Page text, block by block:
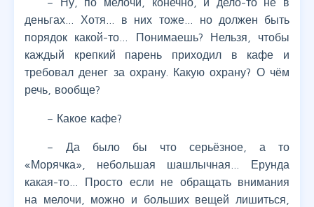
деньгах… Хотя… в них тоже… но должен быть
порядок какой-то… Понимаешь? Нельзя, чтобы
каждый крепкий парень приходил в кафе и
требовал денег за охрану. Какую охрану? О чём
речь, вообще?
– Какое кафе?
– Да было бы что серьёзное, а то
«Морячка», небольшая шашлычная… Ерунда
какая-то… Просто если не обращать внимания
на мелочи, можно и больших вещей лишиться,